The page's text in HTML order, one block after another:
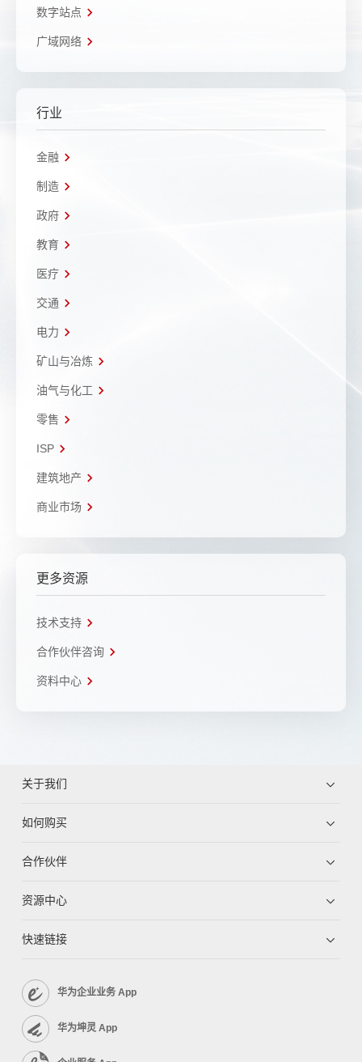
数字站点
广域网络
行业
金融
制造
政府
教育
医疗
交通
电力
矿山与冶炼
油气与化工
零售
ISP
建筑地产
商业市场
更多资源
技术支持
合作伙伴咨询
资料中心
关于我们
如何购买
合作伙伴
资源中心
快速链接
华为企业业务 App
华为坤灵 App